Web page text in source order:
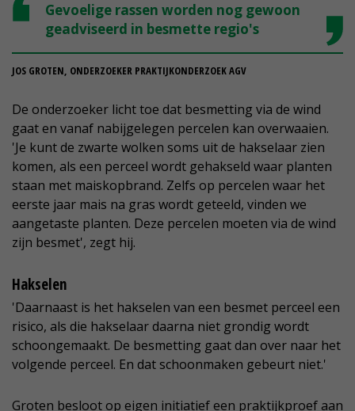
Gevoelige rassen worden nog gewoon
geadviseerd in besmette regio's
JOS GROTEN, ONDERZOEKER PRAKTIJKONDERZOEK AGV
De onderzoeker licht toe dat besmetting via de wind
gaat en vanaf nabijgelegen percelen kan overwaaien.
'Je kunt de zwarte wolken soms uit de hakselaar zien
komen, als een perceel wordt gehakseld waar planten
staan met maiskopbrand. Zelfs op percelen waar het
eerste jaar mais na gras wordt geteeld, vinden we
aangetaste planten. Deze percelen moeten via de wind
zijn besmet', zegt hij.
Hakselen
'Daarnaast is het hakselen van een besmet perceel een
risico, als die hakselaar daarna niet grondig wordt
schoongemaakt. De besmetting gaat dan over naar het
volgende perceel. En dat schoonmaken gebeurt niet.'
Groten besloot op eigen initiatief een praktijkproef aan